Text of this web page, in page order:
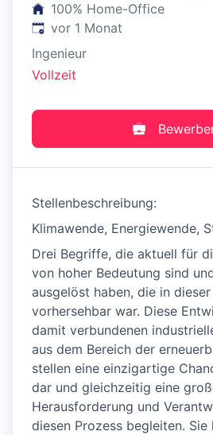
100% Home-Office
Veröffentlicht:
vor 1 Monat
Ingenieur
Vollzeit
Stellenbeschreibung:
Klimawende, Energiewende,
Drei Begriffe, die aktuell für
von hoher Bedeutung sind
ausgelöst haben, die in
vorhersehbar war. Diese
damit verbundenen
aus dem Bereich der
stellen eine einzigartige
dar und gleichzeitig eine
Herausforderung und
diesen Prozess begleiten. Sie